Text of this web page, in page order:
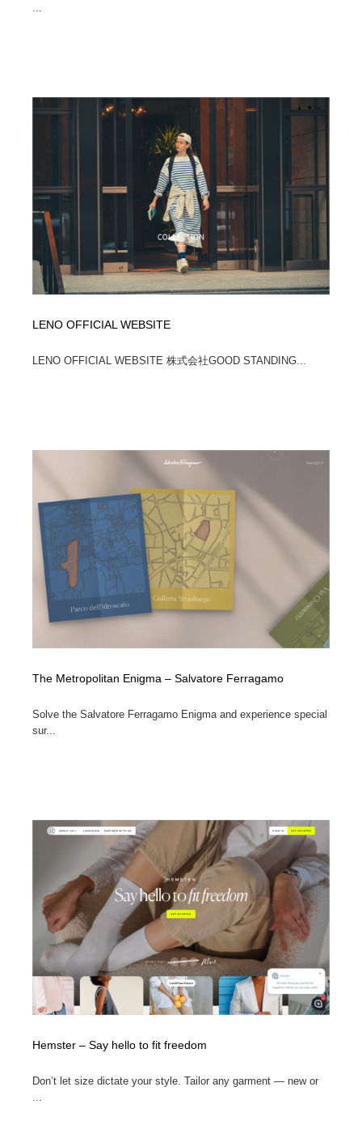
...
LENO OFFICIAL WEBSITE
LENO OFFICIAL WEBSITE 株式会社GOOD STANDING...
The Metropolitan Enigma – Salvatore Ferragamo
Solve the Salvatore Ferragamo Enigma and experience special
sur...
Hemster – Say hello to fit freedom
Don’t let size dictate your style. Tailor any garment — new or
...